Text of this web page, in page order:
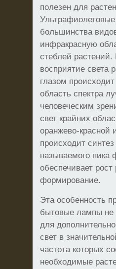
полезен для
большинства
инфракрасную
стеблей
восприятие света
глазом
область спектра
человеческим
свет крайних
оранжево-красной
происходит
называемого пика
обеспечивает рост
формирование.
Эта особенность
бытовые лампы не
для
свет в
частота которых
необходимые